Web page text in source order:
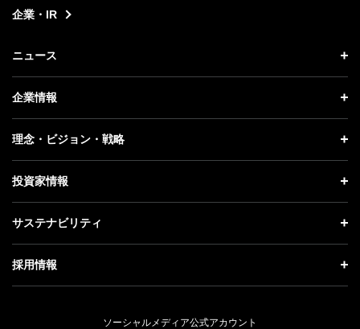
企業・IR
ニュース
ニュース トップ
プレスリリース
更新情報
記者説明会
企業情報
企業情報 トップ
社長メッセージ
事業紹介
ガバナンス
理念・ビジョン・戦略
理念・ビジョン・戦略 トップ
成長戦略「Activate AI for Society」
人材戦略
投資家情報
投資家情報 トップ
経営方針
サステナビリティ
サステナビリティ トップ
トップメッセージ
ESG方針・体制
採用情報
ソーシャルメディア公式アカウント